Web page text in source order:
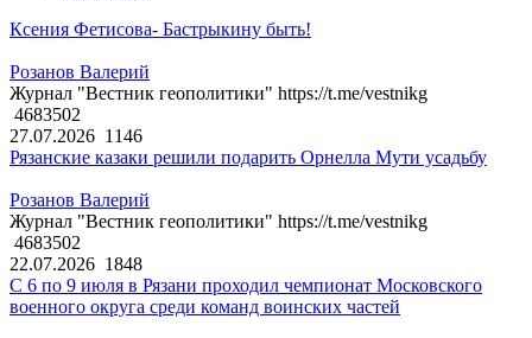
Ксения Фетисова- Бастрыкину быть!
Розанов Валерий
Журнал "Вестник геополитики" https://t.me/vestnikg
4683502
27.07.2026 1146
Рязанские казаки решили подарить Орнелла Мути усадьбу
Розанов Валерий
Журнал "Вестник геополитики" https://t.me/vestnikg
4683502
22.07.2026 1848
С 6 по 9 июля в Рязани проходил чемпионат Московского
военного округа среди команд воинских частей